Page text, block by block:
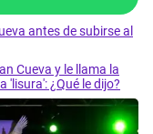
antes de subirse al
Cueva y le llama la
'lisura': ¿Qué le dijo?